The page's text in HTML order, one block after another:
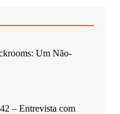
Um Não-
– Entrevista com